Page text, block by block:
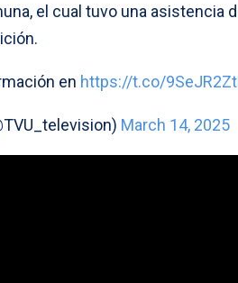
el cual tuvo una asistencia
en https://t.co/
March 14, 2025